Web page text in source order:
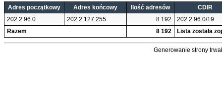
Adres początkowy Adres końcowy Ilość adresów
CDIR
202.2.96.0
202.2.127.255 8 192
202.2.96.0/19
Razem
8 192 Lista została
Generowanie strony